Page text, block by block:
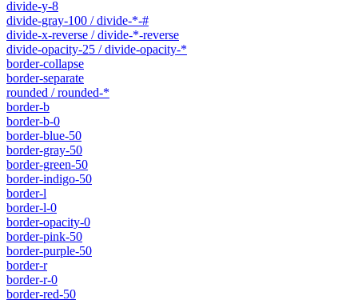
divide-y-8
divide-gray-100 / divide-*-#
divide-x-reverse / divide-*-reverse
divide-opacity-25 / divide-opacity-*
border-collapse
border-separate
rounded / rounded-*
border-b
border-b-0
border-blue-50
border-gray-50
border-green-50
border-indigo-50
border-l
border-l-0
border-opacity-0
border-pink-50
border-purple-50
border-r
border-r-0
border-red-50